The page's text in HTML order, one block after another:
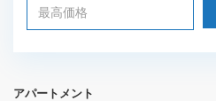
アパートメント